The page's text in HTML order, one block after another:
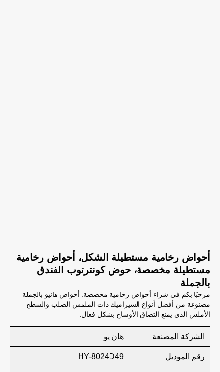
أحواض رخامية مستطيلة الشكل، أحواض رخامية
مستطيلة مخصصة، حوض كونترتوب الفندق
بالجملة
مرحبًا بكم في شراء أحواض رخامية مخصصة. أحواض هانيو بالجملة
مصنوعة من أفضل أنواع السيراميك ذات الملمس الصلب والسطح
الأملس الذي يمنع التصاق الأوساخ بشكل فعال.
الشركة المصنعة هان يو
رقم الموديل HY-8024D49